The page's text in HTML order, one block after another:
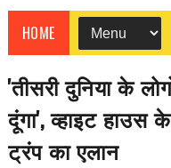
HOME
'तीसरी दुनिया के
दूंगा', व्हाइट
ट्रंप का एलान